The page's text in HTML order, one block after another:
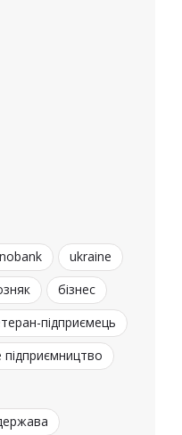
ukraine
бізнес
підприємець
підприємництво